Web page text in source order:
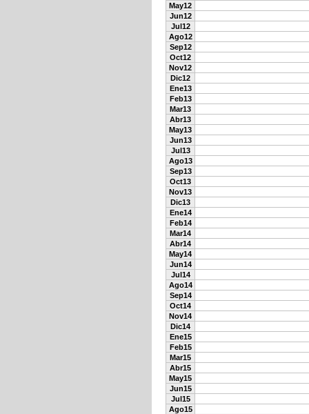
May12
Jun12
Jul12
Ago12
Sep12
Oct12
Nov12
Dic12
Ene13
Feb13
Mar13
Abr13
May13
Jun13
Jul13
Ago13
Sep13
Oct13
Nov13
Dic13
Ene14
Feb14
Mar14
Abr14
May14
Jun14
Jul14
Ago14
Sep14
Oct14
Nov14
Dic14
Ene15
Feb15
Mar15
Abr15
May15
Jun15
Jul15
Ago15